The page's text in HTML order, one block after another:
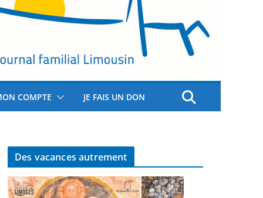
COMPTE JE FAIS UN DON
Des vacances autrement